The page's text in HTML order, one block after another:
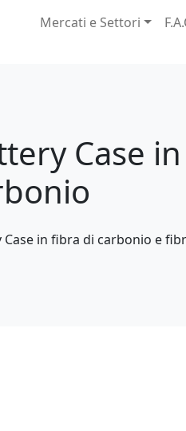
Mercati e Settori
Case
Case in fibra di carbonio e